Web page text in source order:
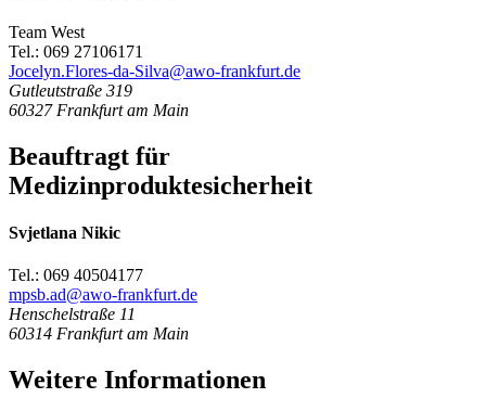
Team West
Tel.: 069 27106171
Jocelyn.Flores-da-Silva@awo-frankfurt.de
Gutleutstraße 319
60327 Frankfurt am Main
Beauftragt für
Medizinproduktesicherheit
Svjetlana Nikic
Tel.: 069 40504177
mpsb.ad@awo-frankfurt.de
Henschelstraße 11
60314 Frankfurt am Main
Weitere Informationen